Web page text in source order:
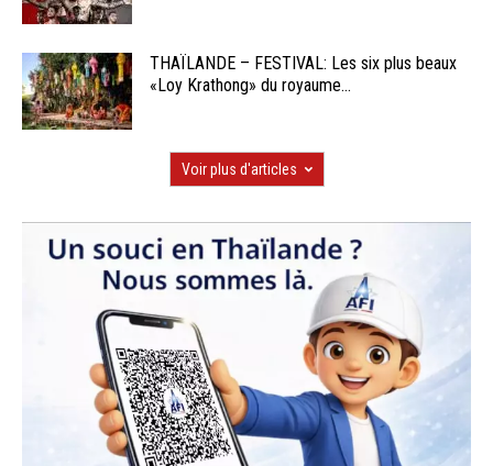
THAÏLANDE – FESTIVAL: Les six plus beaux
«Loy Krathong» du royaume...
Voir plus d'articles